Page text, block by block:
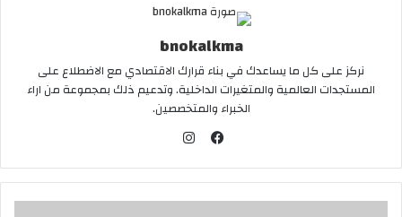
bnokalkma
نركز على كل ما يساعدك في بناء قرارك الاقتصادي مع الاضطلاع على
المستجدات العالمية والمتغيرات الداخلية. وتدعيم ذلك بمجموعة من اراء
الخبراء والمتخصصين.
ي
س
س
ت